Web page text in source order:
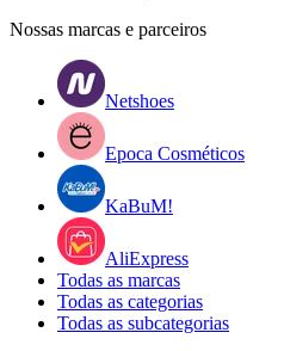
Nossas marcas e parceiros
Netshoes
Epoca Cosméticos
KaBuM!
AliExpress
Todas as marcas
Todas as categorias
Todas as subcategorias